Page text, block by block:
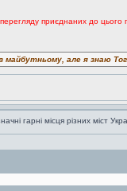
приєднаних до цього
майбутньому, але я знаю
гарні місця різних міст